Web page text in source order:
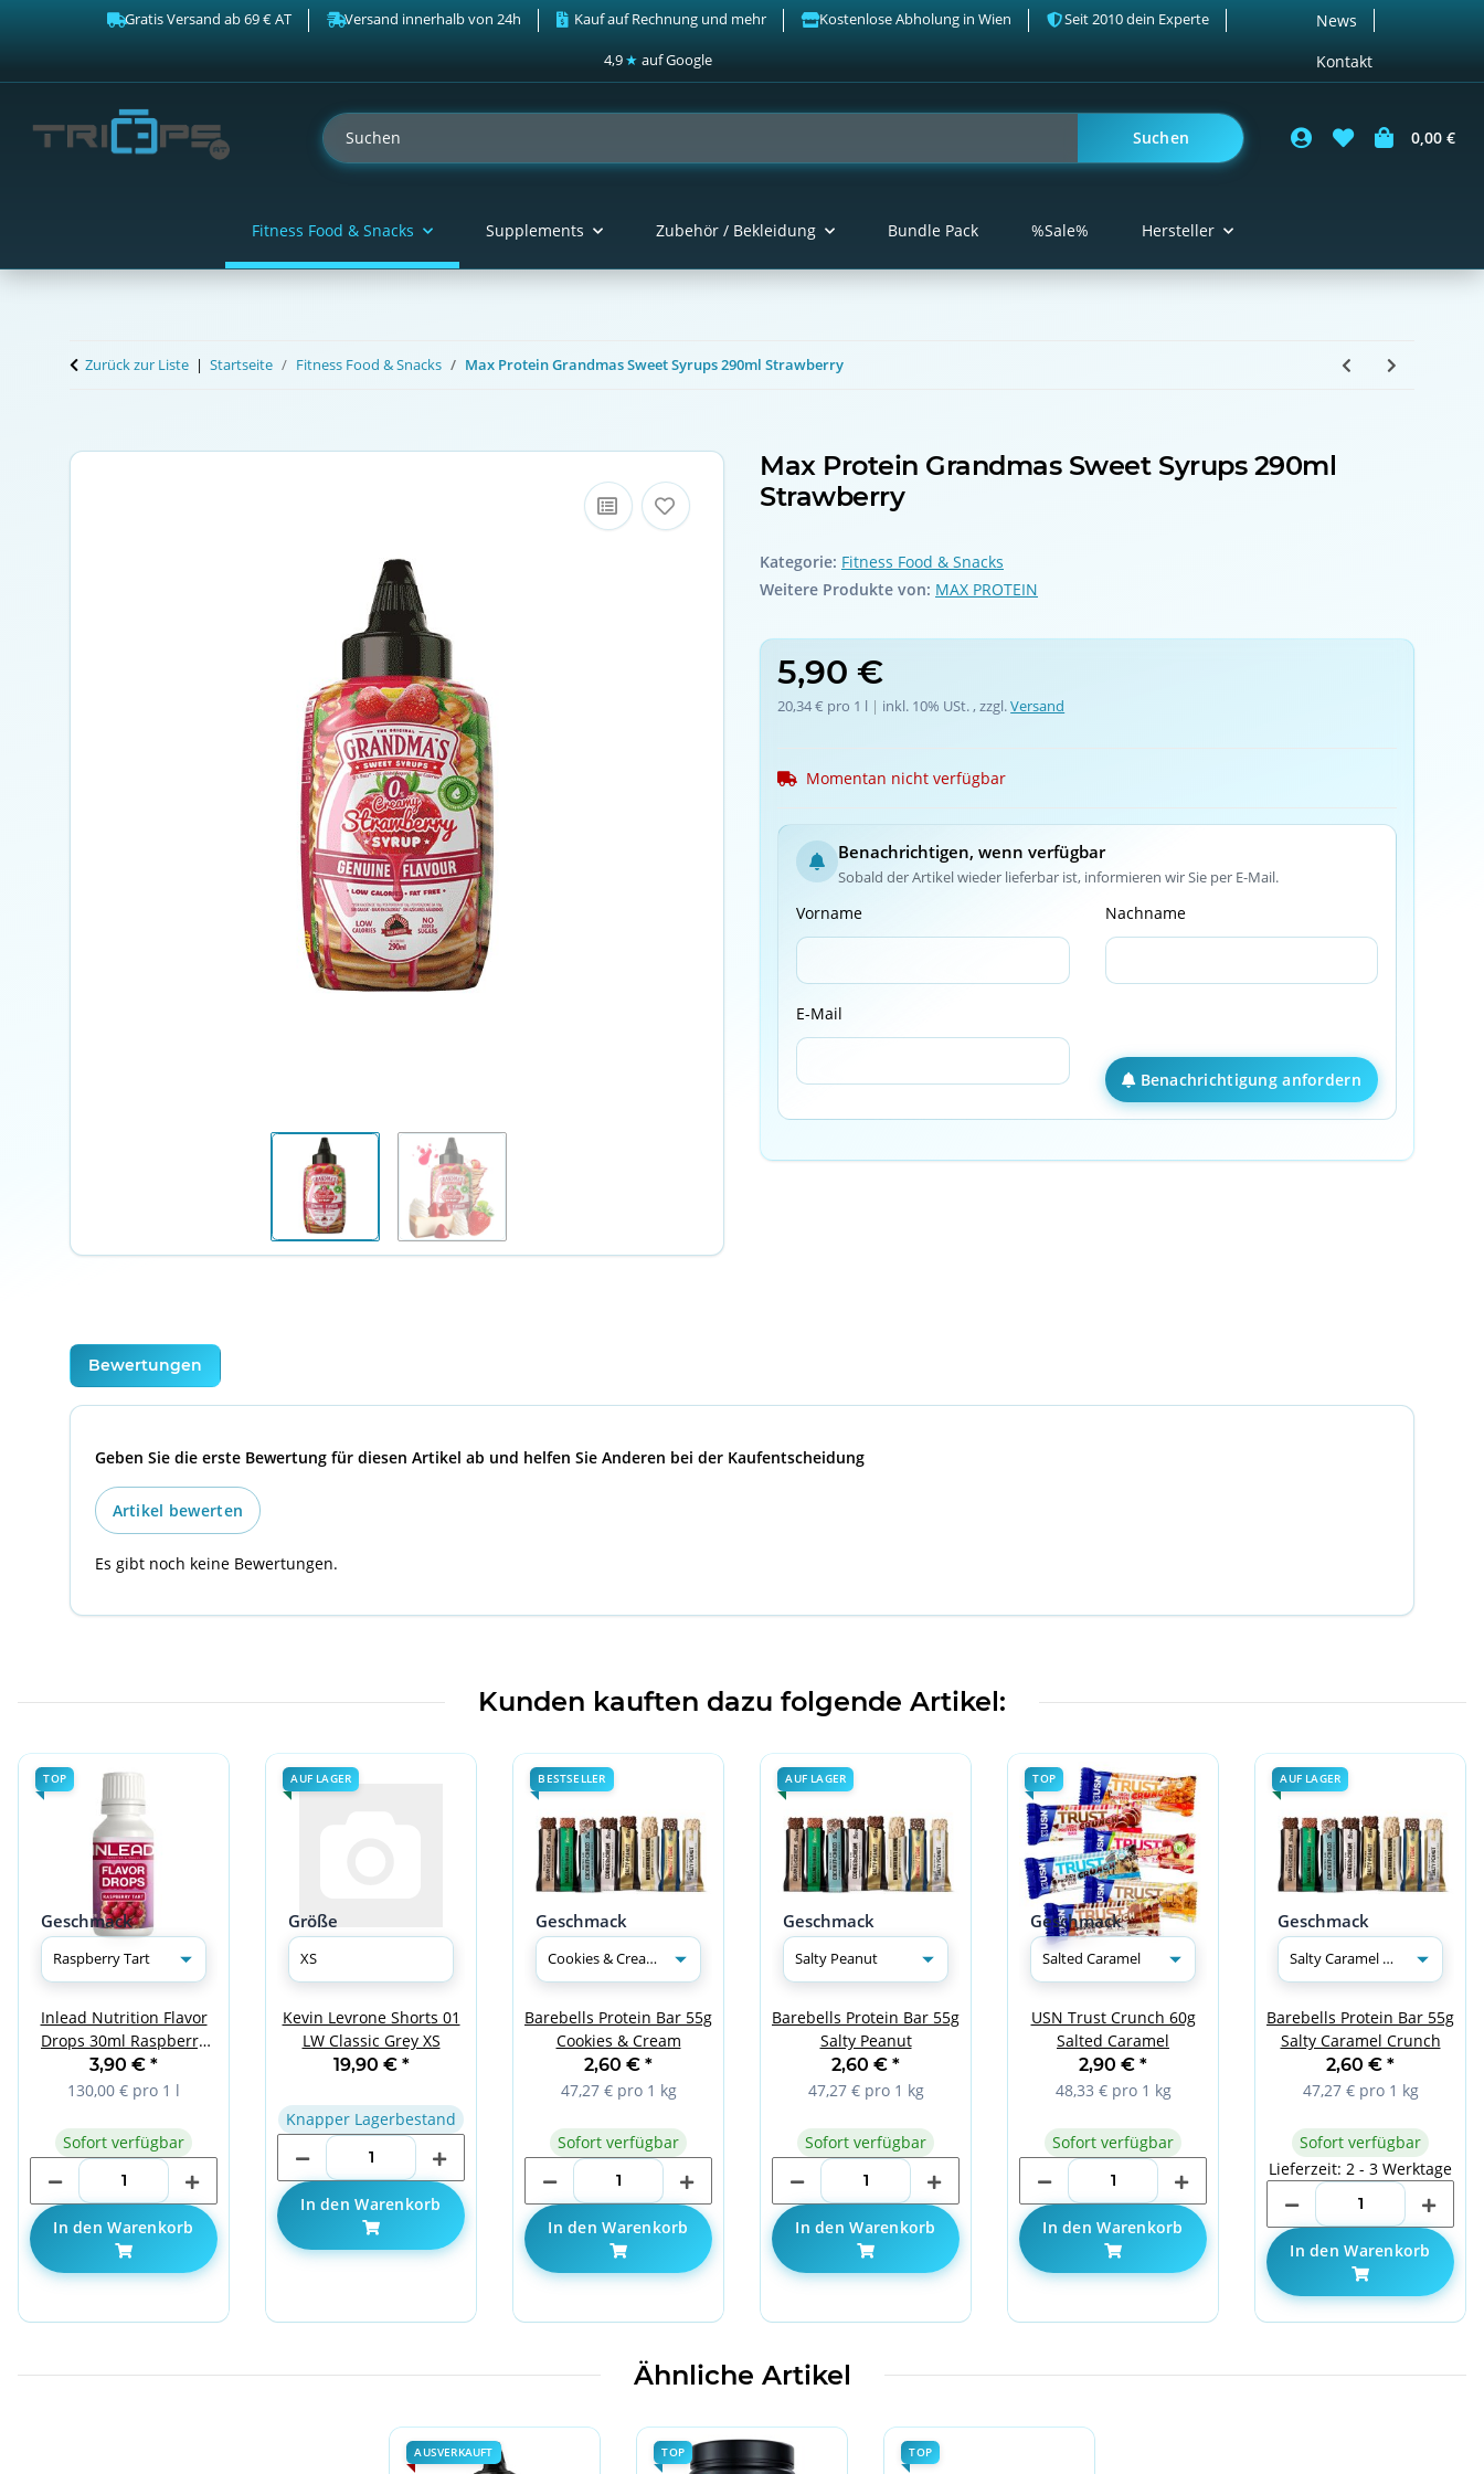
News
Kontakt
Gratis Versand ab 69 € AT Versand innerhalb von 24h Kauf auf Rechnung und mehr Kostenlose Abholung in Wien Seit 2010 dein Experte
4,9★ auf Google
Suchen 0,00 €
Fitness Food & Snacks Supplements Zubehör / Bekleidung Bundle Pack %Sale% Hersteller
Zurück zur Liste Startseite Fitness Food & Snacks Max Protein Grandmas Sweet Syrups 290ml Strawberry
Max Protein Grandmas Sweet Syrups 290ml
Strawberry
Kategorie: Fitness Food & Snacks
Weitere Produkte von: MAX PROTEIN
5,90 €
20,34 € pro 1 l | inkl. 10% USt. , zzgl.Versand
Momentan nicht verfügbar
Benachrichtigen, wenn verfügbar
Sobald der Artikel wieder lieferbar ist, informieren wir Sie per E-Mail.
Vorname Nachname
E-Mail
Benachrichtigung anfordern
weitere Registerkarten anzeigen
Bewertungen
Geben Sie die erste Bewertung für diesen Artikel ab und helfen Sie Anderen bei der Kaufentscheidung
Artikel bewerten
Es gibt noch keine Bewertungen.
Kunden kauften dazu folgende Artikel:
TOP
Geschmack
Inlead Nutrition Flavor
Drops 30ml Raspberry
Tart
3,90 € *
130,00 € pro 1 l
Sofort verfügbar
In den Warenkorb
AUF LAGER
Größe
Kevin Levrone Shorts 01
LW Classic Grey XS
19,90 € *
Knapper Lagerbestand
In den Warenkorb
BESTSELLER
Geschmack
Barebells Protein Bar 55g
Cookies & Cream
2,60 € *
47,27 € pro 1 kg
Sofort verfügbar
In den Warenkorb
AUF LAGER
Geschmack
Barebells Protein Bar 55g
Salty Peanut
2,60 € *
47,27 € pro 1 kg
Sofort verfügbar
In den Warenkorb
TOP
Geschmack
USN Trust Crunch 60g
Salted Caramel
2,90 € *
48,33 € pro 1 kg
Sofort verfügbar
In den Warenkorb
AUF LAGER
Geschmack
Barebells Protein Bar 55g
Salty Caramel Crunch
2,60 € *
47,27 € pro 1 kg
Sofort verfügbar
Lieferzeit: 2 - 3 Werktage
In den Warenkorb
Ähnliche Artikel
AUSVERKAUFT TOP TOP